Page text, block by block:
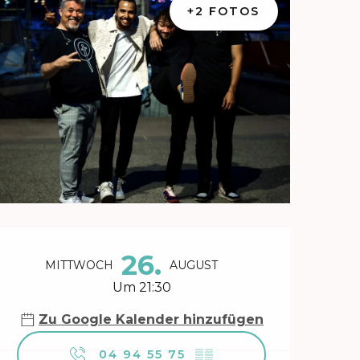
+2 FOTOS
&
MITTWOCH 26. AUGUST
Um 21:30
Zu Google Kalender hinzufügen
04 94 55 75 ▒▒